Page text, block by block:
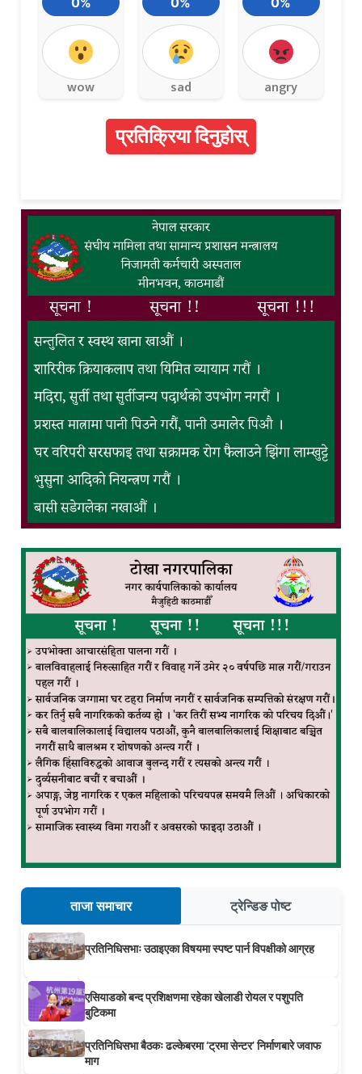
wow sad angry
प्रतिक्रिया दिनुहोस्
ताजा समाचार ट्रेन्डिङ पोष्ट
प्रतिनिधिसभाः उठाइएका विषयमा स्पष्ट पार्न विपक्षीको आग्रह
एसियाडको बन्द प्रशिक्षणमा रहेका खेलाडी रोयल र पशुपति
बुटिकमा
प्रतिनिधिसभा बैठकः ढल्केबरमा ‘ट्रमा सेन्टर’ निर्माणबारे जवाफ
माग